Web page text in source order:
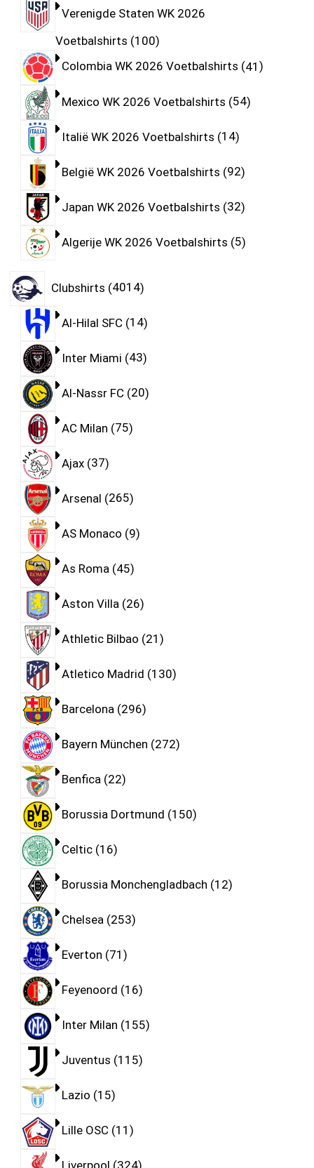
Verenigde Staten WK 2026
Voetbalshirts 100
Colombia WK 2026 Voetbalshirts 41
Mexico WK 2026 Voetbalshirts 54
Italië WK 2026 Voetbalshirts 14
België WK 2026 Voetbalshirts 92
Japan WK 2026 Voetbalshirts 32
Algerije WK 2026 Voetbalshirts 5
Clubshirts 4014
Al-Hilal SFC 14
Inter Miami 43
Al-Nassr FC 20
AC Milan 75
Ajax 37
Arsenal 265
AS Monaco 9
As Roma 45
Aston Villa 26
Athletic Bilbao 21
Atletico Madrid 130
Barcelona 296
Bayern München 272
Benfica 22
Borussia Dortmund 150
Celtic 16
Borussia Monchengladbach 12
Chelsea 253
Everton 71
Feyenoord 16
Inter Milan 155
Juventus 115
Lazio 15
Lille OSC 11